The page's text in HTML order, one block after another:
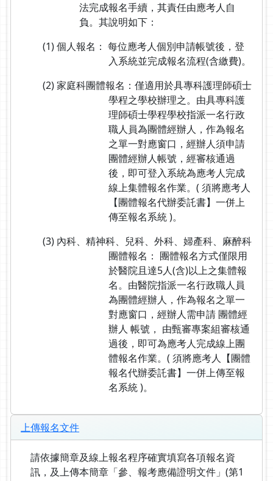
法完成報名手續，其責任由應考人自
負。其說明如下：
(1) 個人報名： 每位應考人個別申請帳號後，登
入系統並完成報名流程(含繳費)。
(2) 家庭科團體報名：僅適用於具專科護理師碩士
學程之學校辦理之。由具專科護
理師碩士學程學校指派一名行政
職人員為團體經辦人，作為報名
之單一對應窗口，經辦人須申請
團體經辦人帳號，經審核通過
後，即可登入系統為應考人完成
線上集體報名作業。( 須將應考人
【團體報名代辦委託書】一併上
傳至報名系統 )。
(3) 內科、精神科、兒科、外科、婦產科、麻醉科
團體報名： 團體報名方式僅限用
於醫院且達5人(含)以上之集體報
名。由醫院指派一名行政職人員
為團體經辦人，作為報名之單一
對應窗口，經辦人需申請 團體經
辦人 帳號， 由甄審專案組審核通
過後，即可為應考人完成線上團
體報名作業。( 須將應考人【團體
報名代辦委託書】一併上傳至報
名系統 )。
上傳報名文件
請依據簡章及線上報名程序確實填寫各項報名資
訊，及上傳本簡章「參、報考應備證明文件」(第1